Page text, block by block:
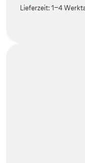
Lieferzeit:1-4